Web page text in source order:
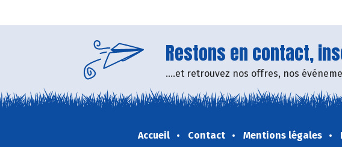
Restons en contact,
....et retrouvez nos offres, nos
Accueil Contact Mentions légales